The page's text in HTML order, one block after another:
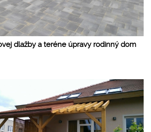
dlažby a teréne úpravy rodinný dom